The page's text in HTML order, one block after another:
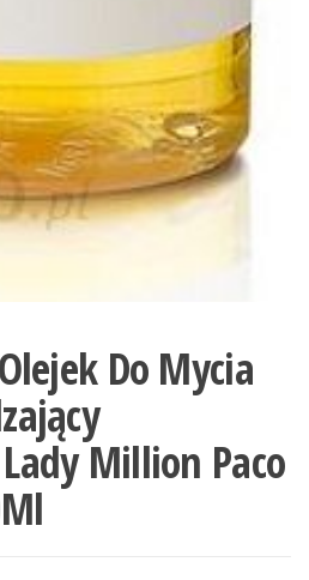
Do Mycia
Million Paco